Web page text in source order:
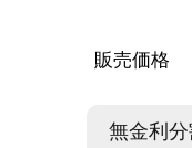
販売価格
無金利